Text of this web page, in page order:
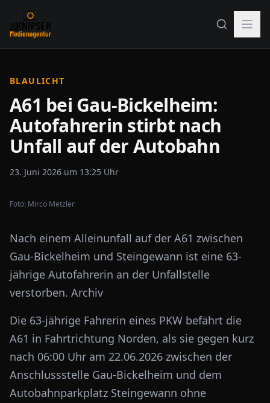
BLAULICHT
A61 bei Gau-Bickelheim:
Autofahrerin stirbt nach
Unfall auf der Autobahn
23. Juni 2026 um 13:25 Uhr
Foto: Mirco Metzler
Nach einem Alleinunfall auf der A61 zwischen
Gau-Bickelheim und Steingewann ist eine 63-
jährige Autofahrerin an der Unfallstelle
verstorben. Archiv
Die 63-jährige Fahrerin eines PKW befährt die
A61 in Fahrtrichtung Norden, als sie gegen kurz
nach 06:00 Uhr am 22.06.2026 zwischen der
Anschlussstelle Gau-Bickelheim und dem
Autobahnparkplatz Steingewann ohne